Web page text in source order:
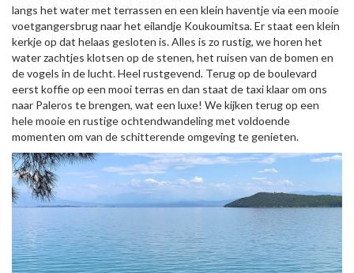
langs het water met terrassen en een klein haventje via een mooie
voetgangersbrug naar het eilandje Koukoumitsa. Er staat een klein
kerkje op dat helaas gesloten is. Alles is zo rustig, we horen het
water zachtjes klotsen op de stenen, het ruisen van de bomen en
de vogels in de lucht. Heel rustgevend. Terug op de boulevard
eerst koffie op een mooi terras en dan staat de taxi klaar om ons
naar Paleros te brengen, wat een luxe! We kijken terug op een
hele mooie en rustige ochtendwandeling met voldoende
momenten om van de schitterende omgeving te genieten.